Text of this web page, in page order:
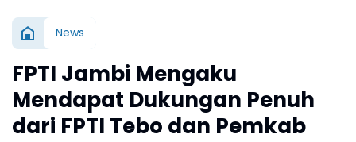
News
FPTI Jambi Mengaku
Mendapat Dukungan Penuh
dari FPTI Tebo dan Pemkab